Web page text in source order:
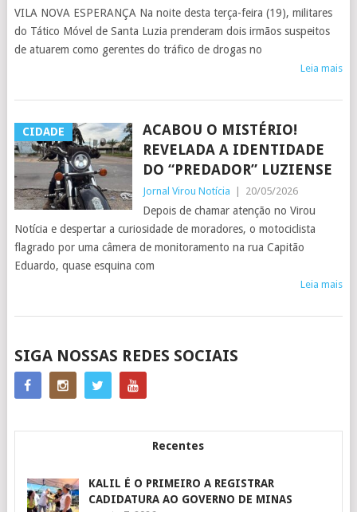
VILA NOVA ESPERANÇA Na noite desta terça-feira (19), militares
do Tático Móvel de Santa Luzia prenderam dois irmãos suspeitos
de atuarem como gerentes do tráfico de drogas no
Leia mais
CIDADE
ACABOU O MISTÉRIO!
REVELADA A IDENTIDADE
DO “PREDADOR” LUZIENSE
Jornal Virou Notícia 20/05/2026
Depois de chamar atenção no Virou
Notícia e despertar a curiosidade de moradores, o motociclista
flagrado por uma câmera de monitoramento na rua Capitão
Eduardo, quase esquina com
Leia mais
POSTS
NAVIGATION
SIGA NOSSAS REDES SOCIAIS
Recentes
KALIL É O PRIMEIRO A REGISTRAR
CADIDATURA AO GOVERNO DE MINAS